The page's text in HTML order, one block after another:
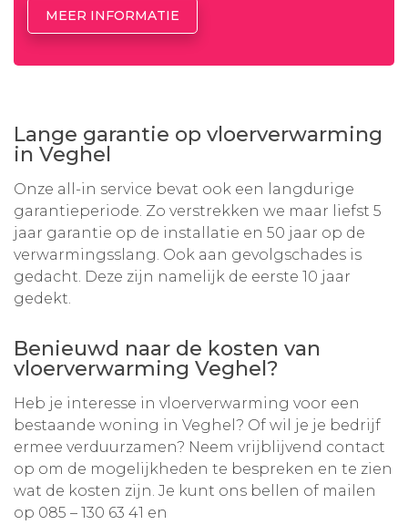
MEER INFORMATIE
Lange garantie op vloerverwarming
in Veghel
Onze all-in service bevat ook een langdurige
garantieperiode. Zo verstrekken we maar liefst 5
jaar garantie op de installatie en 50 jaar op de
verwarmingsslang. Ook aan gevolgschades is
gedacht. Deze zijn namelijk de eerste 10 jaar
gedekt.
Benieuwd naar de kosten van
vloerverwarming Veghel?
Heb je interesse in vloerverwarming voor een
bestaande woning in Veghel? Of wil je je bedrijf
ermee verduurzamen? Neem vrijblijvend contact
op om de mogelijkheden te bespreken en te zien
wat de kosten zijn. Je kunt ons bellen of mailen
op 085 – 130 63 41 en